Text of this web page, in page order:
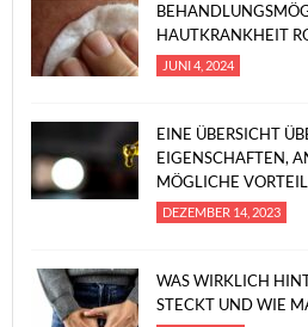
HAUTKRANKHEIT
JUNI 4, 2024
EINE ÜBERSICHT
EIGENSCHAFTEN,
MÖGLICHE
DEZEMBER 14, 2023
WAS WIRKLICH
STECKT UND WIE